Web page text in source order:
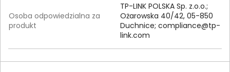
Osoba odpowiedzialna za
produkt
TP-LINK POLSKA Sp. z.o.o.;
Ożarowska 40/42, 05-850
Duchnice; compliance@tp-
link.com